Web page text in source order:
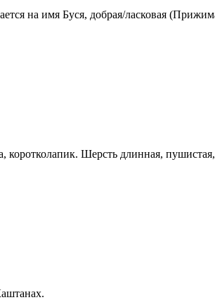
на имя Буся, добрая/ласковая
Шерсть длинная,